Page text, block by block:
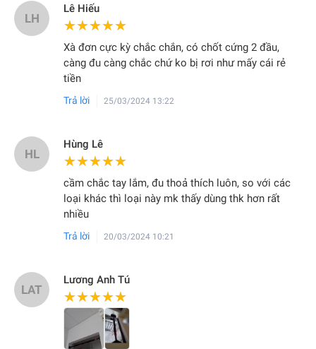
LH
Lê Hiếu
★★★★★
★★★★★
Xà đơn cực kỳ chắc chắn, có chốt cứng 2 đầu,
càng đu càng chắc chứ ko bị rơi như mấy cái rẻ
tiền
Trả lời 25/03/2024 13:22
HL
Hùng Lê
★★★★★
★★★★★
cầm chắc tay lắm, đu thoả thích luôn, so với các
loại khác thì loại này mk thấy dùng thk hơn rất
nhiều
Trả lời 20/03/2024 10:21
LAT
Lương Anh Tú
★★★★★
★★★★★